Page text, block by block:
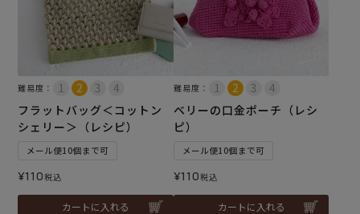
難易度：
フラットバッグ＜コットン
シェリー＞（レシピ）
メール便10個まで可
¥110税込
カートに入れる
難易度：
ベリーの口金ポーチ（レシ
ピ）
メール便10個まで可
¥110税込
カートに入れる